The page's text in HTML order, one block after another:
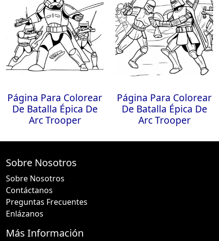
Página Para Colorear
De Batalla Épica De
Arc Trooper
Página Para Colorear
De Batalla Épica De
Arc Trooper
Sobre Nosotros
Sobre Nosotros
Contáctanos
Preguntas Frecuentes
Enlázanos
Más Información